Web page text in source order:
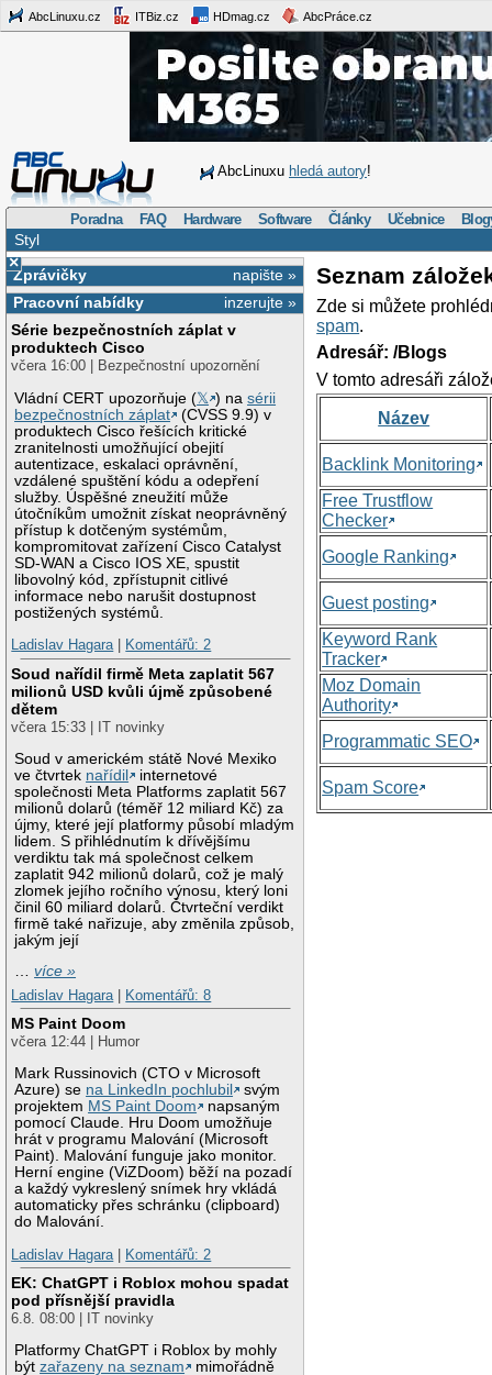
AbcLinuxu.cz ITBiz.cz HDmag.cz AbcPráce.cz
AbcLinuxu hledá autory!
Poradna FAQ Hardware Software Články Učebnice
Styl
×
napište »
Zprávičky
inzerujte »
Pracovní nabídky
Série bezpečnostních záplat v
produktech Cisco
včera 16:00 | Bezpečnostní upozornění
Vládní CERT upozorňuje (𝕏 ) nasérii
bezpečnostních záplat
(CVSS 9.9) v
produktech Cisco řešících kritické
zranitelnosti umožňující obejití
autentizace, eskalaci oprávnění,
vzdálené spuštění kódu a odepření
služby. Úspěšné zneužití může
útočníkům umožnit získat neoprávněný
přístup k dotčeným systémům,
kompromitovat zařízení Cisco Catalyst
SD-WAN a Cisco IOS XE, spustit
libovolný kód, zpřístupnit citlivé
informace nebo narušit dostupnost
postižených systémů.
Ladislav Hagara| Komentářů: 2
Soud nařídil firmě Meta zaplatit 567
milionů USD kvůli újmě způsobené
dětem
včera 15:33 | IT novinky
Soud v americkém státě Nové Mexiko
ve čtvrtek nařídil
internetové
společnosti Meta Platforms zaplatit 567
milionů dolarů (téměř 12 miliard Kč) za
újmy, které její platformy působí mladým
lidem. S přihlédnutím k dřívějšímu
verdiktu tak má společnost celkem
zaplatit 942 milionů dolarů, což je malý
zlomek jejího ročního výnosu, který loni
činil 60 miliard dolarů. Čtvrteční verdikt
firmě také nařizuje, aby změnila způsob,
jakým její
…více »
Ladislav Hagara
Komentářů: 8
MS Paint Doom
včera 12:44 | Humor
Mark Russinovich (CTO v Microsoft
Azure) se na LinkedIn pochlubil
svým
projektem MS Paint Doom
napsaným
pomocí Claude. Hru Doom umožňuje
hrát v programu Malování (Microsoft
Paint). Malování funguje jako monitor.
Herní engine (ViZDoom) běží na pozadí
a každý vykreslený snímek hry vkládá
automaticky přes schránku (clipboard)
do Malování.
Ladislav Hagara
Komentářů: 2
EK: ChatGPT i Roblox mohou spadat
pod přísnější pravidla
6.8. 08:00 | IT novinky
Platformy ChatGPT i Roblox by mohly
býtzařazeny na seznam
mimořádně
Seznam
Zde si můžete
spam.
Adresář: /Blogs
V tomto adresáři
Název
Backlink Monitoring
Free Trustflow
Checker
Google Ranking
Guest posting
Keyword Rank
Tracker
Moz Domain
Authority
Programmatic SEO
Spam Score